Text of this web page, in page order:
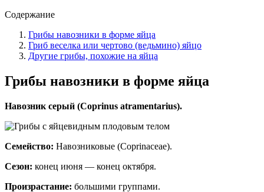
Содержание
Грибы навозники в форме яйца
Гриб веселка или чертово (ведьмино) яйцо
Другие грибы, похожие на яйца
Грибы навозники в форме яйца
Навозник серый (Coprinus atramentarius).
Семейство: Навозниковые (Coprinaceae).
Сезон: конец июня — конец октября.
Произрастание: большими группами.